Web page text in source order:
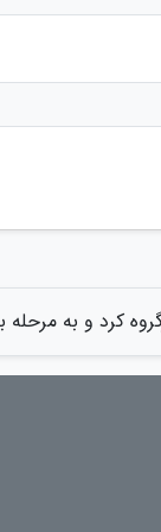
کرد و به مرحله